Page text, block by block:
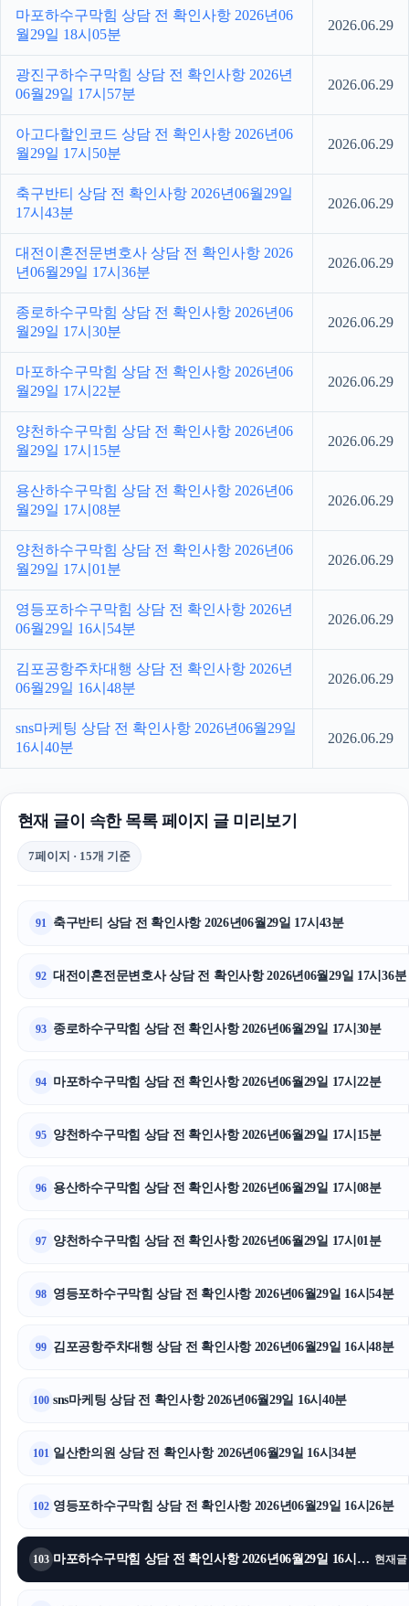
마포하수구막힘 상담 전 확인사항 2026년06
월29일 18시05분
2026.06.29
광진구하수구막힘 상담 전 확인사항 2026년
06월29일 17시57분
2026.06.29
아고다할인코드 상담 전 확인사항 2026년06
월29일 17시50분
2026.06.29
축구반티 상담 전 확인사항 2026년06월29일
17시43분
2026.06.29
대전이혼전문변호사 상담 전 확인사항 2026
년06월29일 17시36분
2026.06.29
종로하수구막힘 상담 전 확인사항 2026년06
월29일 17시30분
2026.06.29
마포하수구막힘 상담 전 확인사항 2026년06
월29일 17시22분
2026.06.29
양천하수구막힘 상담 전 확인사항 2026년06
월29일 17시15분
2026.06.29
용산하수구막힘 상담 전 확인사항 2026년06
월29일 17시08분
2026.06.29
양천하수구막힘 상담 전 확인사항 2026년06
월29일 17시01분
2026.06.29
영등포하수구막힘 상담 전 확인사항 2026년
06월29일 16시54분
2026.06.29
김포공항주차대행 상담 전 확인사항 2026년
06월29일 16시48분
2026.06.29
sns마케팅 상담 전 확인사항 2026년06월29일
16시40분
2026.06.29
현재 글이 속한 목록 페이지 글 미리보기
7페이지 · 15개 기준
91 축구반티 상담 전 확인사항 2026년06월29일 17시43분
92 대전이혼전문변호사 상담 전 확인사항 2026년06월29일 17시36분
93 종로하수구막힘 상담 전 확인사항 2026년06월29일 17시30분
94 마포하수구막힘 상담 전 확인사항 2026년06월29일 17시22분
95 양천하수구막힘 상담 전 확인사항 2026년06월29일 17시15분
96 용산하수구막힘 상담 전 확인사항 2026년06월29일 17시08분
97 양천하수구막힘 상담 전 확인사항 2026년06월29일 17시01분
98 영등포하수구막힘 상담 전 확인사항 2026년06월29일 16시54분
99 김포공항주차대행 상담 전 확인사항 2026년06월29일 16시48분
100 sns마케팅 상담 전 확인사항 2026년06월29일 16시40분
101 일산한의원 상담 전 확인사항 2026년06월29일 16시34분
102 영등포하수구막힘 상담 전 확인사항 2026년06월29일 16시26분
103 마포하수구막힘 상담 전 확인사항 2026년06월29일 16시19분 현재글